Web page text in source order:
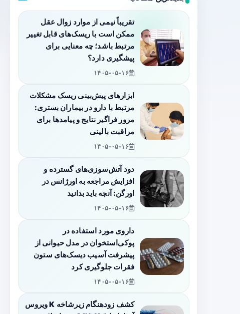
تقریباً نیمی از موارد زوال عقل
ممکن است با ریسک‌های قابل تغییر
مرتبط باشد؛ چه معنایی برای
پیشگیری دارد؟
۱۴۰۵-۰۵-۱۶
ابزارهای پیش‌بینی ریسک مشکلات
مرتبط با دارو در بیماران بستری:
مرور فراگیر نتایج و پیامدها برای
مراقبت بالینی
۱۴۰۵-۰۵-۱۶
دود آتش‌سوزی‌های گسترده و
افزایش مراجعه به اورژانس در
اورگن: آنچه باید بدانید
۱۴۰۵-۰۵-۱۶
داروی مورد استفاده در
پوکی‌استخوان در مدل حیوانی از
پیشرفت آسیب دیسک‌های ستون
فقرات جلوگیری کرد
۱۴۰۵-۰۵-۱۶
کشف زودهنگام زیرشاخه K ویروس